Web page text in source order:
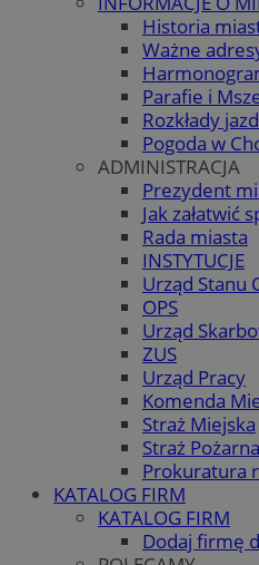
Historia
Ważne
Parafie i
Rozkłady
Pogoda w
ADMINISTRACJA
Prezydent
Jak załatwić
Rada miasta
INSTYTUCJE
Urząd Stanu
OPS
Urząd
ZUS
Urząd Pracy
Komenda
Straż Miejska
Straż Pożarna
Prokuratura
KATALOG FIRM
KATALOG FIRM
Dodaj firmę